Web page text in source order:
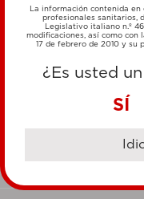
La información contenida
profesionales sanitarios,
Legislativo italiano n.º
modificaciones, así como
17 de febrero de 2010 y su
¿Es usted
SÍ